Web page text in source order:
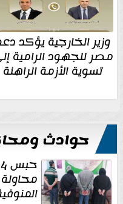
وزير الخارجية يؤكد
مصر للجهود الرامية
تسوية الأزمة الراهنة
حوادث